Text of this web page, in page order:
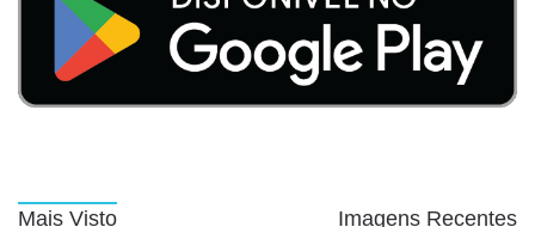
Mais Visto Imagens Recentes